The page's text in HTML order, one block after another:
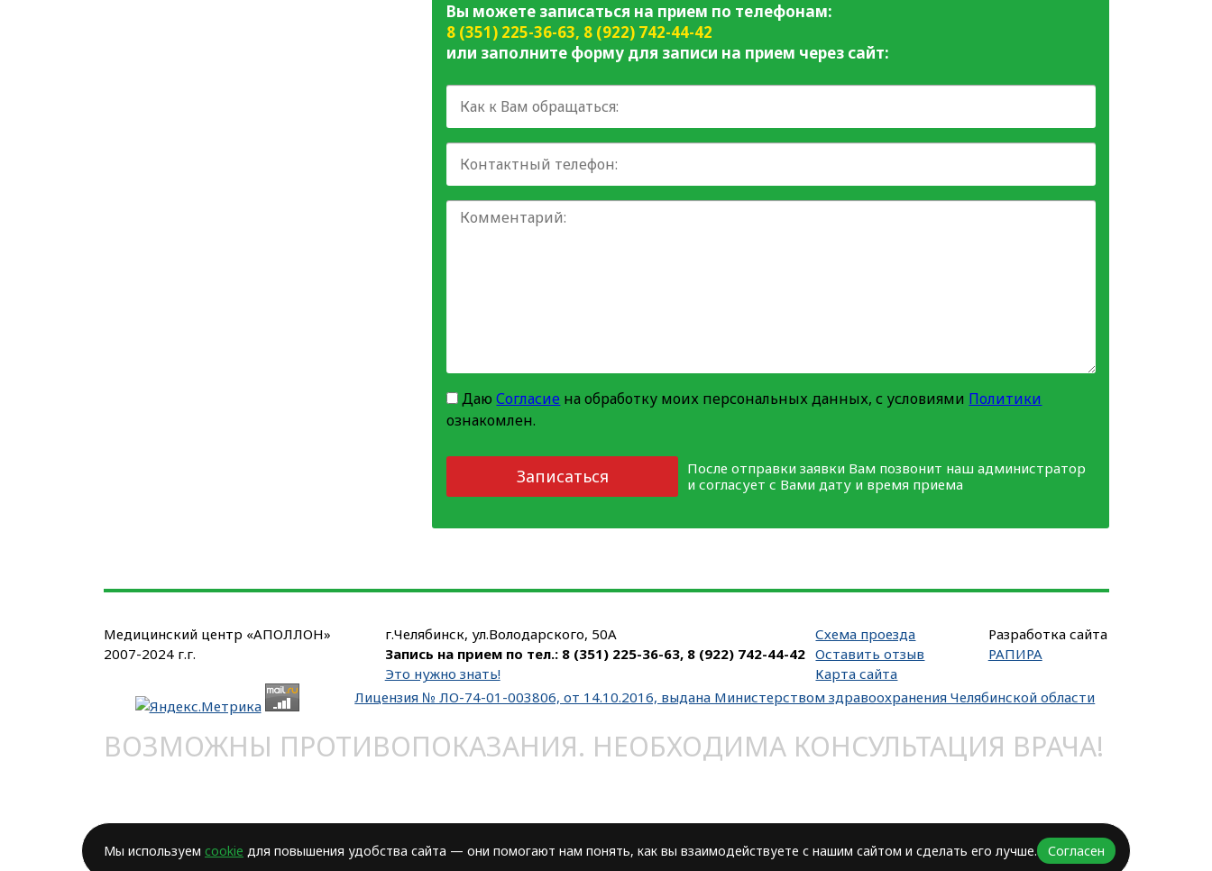
Вы можете записаться на прием по телефонам:
8 (351) 225-36-63, 8 (922) 742-44-42
или заполните форму для записи на прием через сайт:
ДаюСогласие на обработку моих персональных данных, с условиями Политики
ознакомлен.
Записаться
После отправки заявки Вам позвонит наш администратор
и согласует с Вами дату и время приема
Медицинский центр «АПОЛЛОН»
2007-2024 г.г.
г.Челябинск, ул.Володарского, 50А
Запись на прием по тел.: 8 (351) 225-36-63, 8 (922) 742-44-42
Это нужно знать!
Схема проезда
Оставить отзыв
Карта сайта
Лицензия № ЛО-74-01-003806, от 14.10.2016, выдана Министерством здравоохранения Челябинской области
ВОЗМОЖНЫ ПРОТИВОПОКАЗАНИЯ. НЕОБХОДИМА КОНСУЛЬТАЦИЯ ВРАЧА!
Разработка сайта
РАПИРА
Мы используем cookie для повышения удобства сайта — они помогают нам понять, как вы взаимодействуете с нашим сайтом и сделать его лучше. Согласен